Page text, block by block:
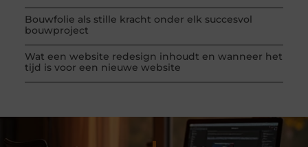
Bouwfolie als stille kracht onder elk succesvol
bouwproject
Wat een website redesign inhoudt en wanneer het
tijd is voor een nieuwe website